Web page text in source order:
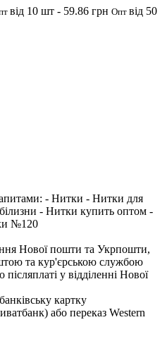
від 10 шт - 59.86 грн Опт від 50
- Нитки - Нитки для
- Нитки купить оптом -
№120
Нової пошти та Укрпошти,
та кур'єрською службою
у відділенні Нової
картку
або переказ Western